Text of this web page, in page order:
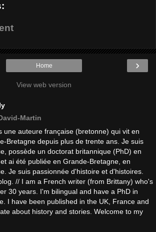
›
Home
View web version
Martin
une auteure française (bretonne) qui vit en
Bretagne depuis plus de trente ans. Je suis
possède un doctorat britannique (PhD) en
ai été publiée en Grande-Bretagne, en
Je suis passionnée d'histoire et d'histoires.
// I am a French writer (from Brittany) who's
30 years. I'm bilingual and have a PhD in
I have been published in the UK, France and
about history and stories. Welcome to my